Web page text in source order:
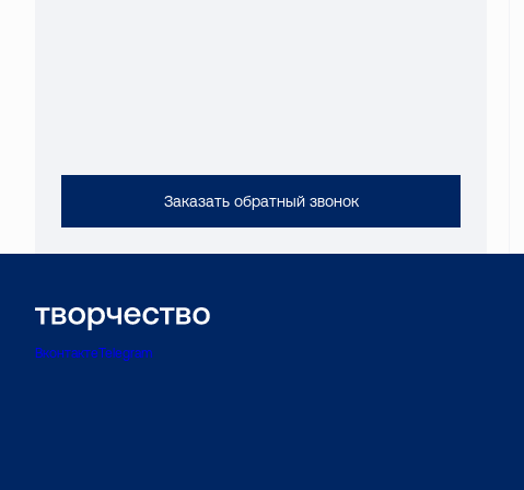
Заказать обратный звонок
ВконтактеTelegram